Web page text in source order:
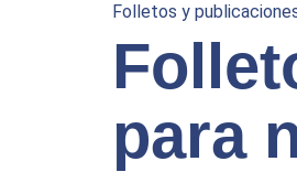
Folletos y
para